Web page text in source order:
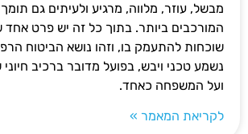
מבשל, עוזר, מלווה, מרגיע ולעיתים גם
המורכבים ביותר. בתוך כל זה יש פרט
שוכחות להתעמק בו, וזהו נושא הביטוח
נשמע טכני ויבש, בפועל מדובר ברכיב
ועל המשפחה כאחד.
לקריאת המאמר »